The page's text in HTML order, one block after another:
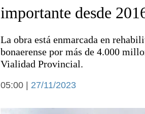
Deportes
importante desde
La obra está enmarcada en
bonaerense por más de 4.000
Vialidad Provincial.
05:00 | 27/11/2023